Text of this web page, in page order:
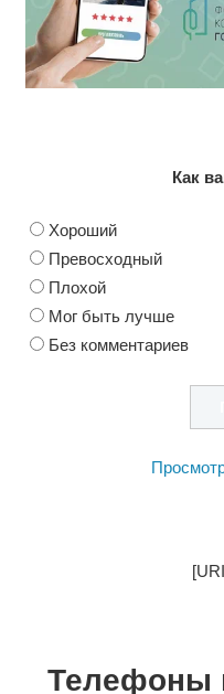
Как
Хороший
Превосходный
Плохой
Мог быть лучше
Без комментариев
Телефоны